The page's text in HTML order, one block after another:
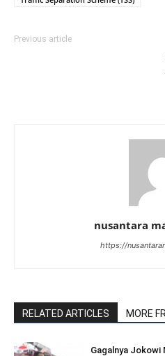
Previous article
nusantara
https://
RELATED ARTICLES MORE
Gagalnya Jokowi